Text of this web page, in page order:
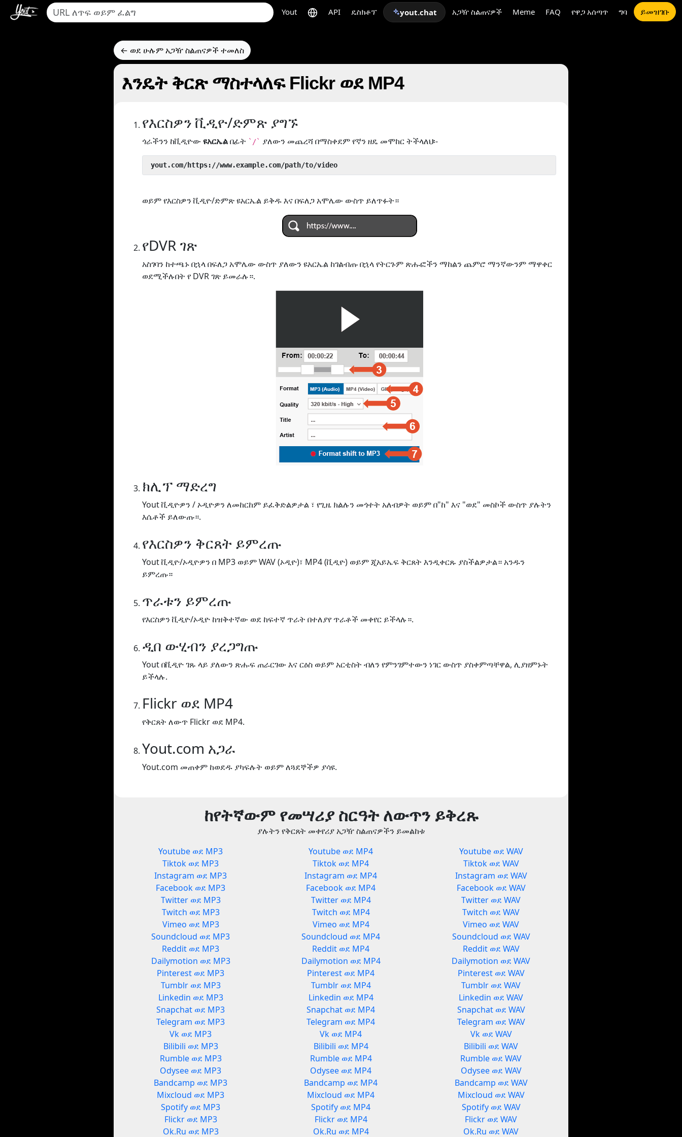
Yout API ዴስክቶፕ yout.chat አጋዥ ስልጠናዎች Meme FAQ የዋጋ አሰጣጥ ግባ ይመዝገቡ
← ወደ ሁሉም አጋዥ ስልጠናዎች ተመለስ
እንዴት ቅርጽ ማስተላለፍ Flickr ወደ MP4
የእርስዎን ቪዲዮ/ድምጽ ያግኙ
ጎራችንን ከቪዲዮው ዩአርኤልበፊት `/` ያለውን መጨረሻ በማስቀደም የኛን ዘዴ መሞከር ትችላለህ፡-
yout.com/https://www.example.com/path/to/video
ወይም የእርስዎን ቪዲዮ/ድምጽ ዩአርኤል ይቅዱ እና በፍለጋ አሞሌው ውስጥ ይለጥፉት።
የDVR ገጽ
አስገባን ከተጫኑ በኋላ በፍለጋ አሞሌው ውስጥ ያለውን ዩአርኤል ከገልብጡ በኋላ የትርጉም ጽሑፎችን ማከልን ጨምሮ ማንኛውንም ማዋቀር
ወደሚችሉበት የ DVR ገጽ ይመራሉ።.
ክሊፕ ማድረግ
Yout ቪዲዮዎን / ኦዲዮዎን ለመከርከም ይፈቅድልዎታል ፣ የጊዜ ክልሉን መጎተት አለብዎት ወይም በ"ከ" እና "ወደ" መስኮች ውስጥ ያሉትን
እሴቶች ይለውጡ።.
የእርስዎን ቅርጸት ይምረጡ
Yout ቪዲዮ/ኦዲዮዎን በ MP3 ወይም WAV (ኦዲዮ)፣ MP4 (ቪዲዮ) ወይም ጂአይኤፍ ቅርጸት እንዲቀርጹ ያስችልዎታል። አንዱን
ይምረጡ።
ጥራቱን ይምረጡ
የእርስዎን ቪዲዮ/ኦዲዮ ከዝቅተኛው ወደ ከፍተኛ ጥራት በተለያየ ጥራቶች መቀየር ይችላሉ።.
ዲበ ውሂብን ያረጋግጡ
Yout በቪዲዮ ገጹ ላይ ያለውን ጽሑፍ ጠራርገው እና ርዕስ ወይም አርቲስት ብለን የምንገምተውን ነገር ውስጥ ያስቀምጣቸዋል, ሊያዘምኑት
ይችላሉ.
Flickr ወደ MP4
የቅርጸት ለውጥ Flickr ወደ MP4.
Yout.com አጋራ
Yout.com መጠቀም ከወደዱ ያካፍሉት ወይም ለጓደኞችዎ ያሳዩ.
ከየትኛውም የመሣሪያ ስርዓት ለውጥን ይቅረጹ
ያሉትን የቅርጸት መቀየሪያ አጋዥ ስልጠናዎችን ይመልከቱ
Youtube ወደ MP3
Tiktok ወደ MP3
Instagram ወደ MP3
Facebook ወደ MP3
Twitter ወደ MP3
Twitch ወደ MP3
Vimeo ወደ MP3
Soundcloud ወደ MP3
Reddit ወደ MP3
Dailymotion ወደ MP3
Pinterest ወደ MP3
Tumblr ወደ MP3
Linkedin ወደ MP3
Snapchat ወደ MP3
Telegram ወደ MP3
Vk ወደ MP3
Bilibili ወደ MP3
Rumble ወደ MP3
Odysee ወደ MP3
Bandcamp ወደ MP3
Mixcloud ወደ MP3
Spotify ወደ MP3
Flickr ወደ MP3
Ok.Ru ወደ MP3
Youtube ወደ MP4
Tiktok ወደ MP4
Instagram ወደ MP4
Facebook ወደ MP4
Twitter ወደ MP4
Twitch ወደ MP4
Vimeo ወደ MP4
Soundcloud ወደ MP4
Reddit ወደ MP4
Dailymotion ወደ MP4
Pinterest ወደ MP4
Tumblr ወደ MP4
Linkedin ወደ MP4
Snapchat ወደ MP4
Telegram ወደ MP4
Vk ወደ MP4
Bilibili ወደ MP4
Rumble ወደ MP4
Odysee ወደ MP4
Bandcamp ወደ MP4
Mixcloud ወደ MP4
Spotify ወደ MP4
Flickr ወደ MP4
Ok.Ru ወደ MP4
Youtube ወደ WAV
Tiktok ወደ WAV
Instagram ወደ WAV
Facebook ወደ WAV
Twitter ወደ WAV
Twitch ወደ WAV
Vimeo ወደ WAV
Soundcloud ወደ WAV
Reddit ወደ WAV
Dailymotion ወደ WAV
Pinterest ወደ WAV
Tumblr ወደ WAV
Linkedin ወደ WAV
Snapchat ወደ WAV
Telegram ወደ WAV
Vk ወደ WAV
Bilibili ወደ WAV
Rumble ወደ WAV
Odysee ወደ WAV
Bandcamp ወደ WAV
Mixcloud ወደ WAV
Spotify ወደ WAV
Flickr ወደ WAV
Ok.Ru ወደ WAV